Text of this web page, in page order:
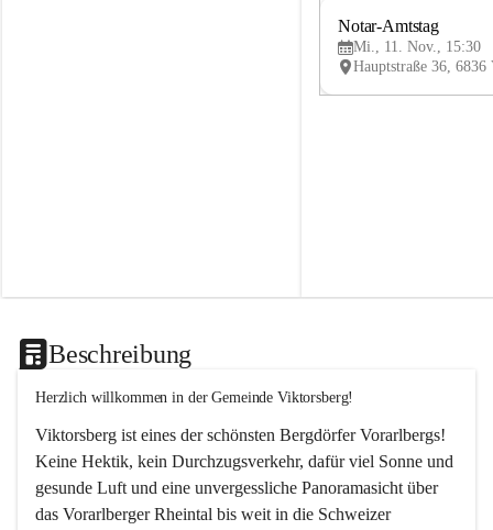
Notar-Amtstag
Mi., 11. Nov., 15:30
Beschreibung
Herzlich willkommen in der Gemeinde Viktorsberg!
Viktorsberg ist eines der schönsten Bergdörfer Vorarlbergs!
Keine Hektik, kein Durchzugsverkehr, dafür viel Sonne und
gesunde Luft und eine unvergessliche Panoramasicht über
das Vorarlberger Rheintal bis weit in die Schweizer